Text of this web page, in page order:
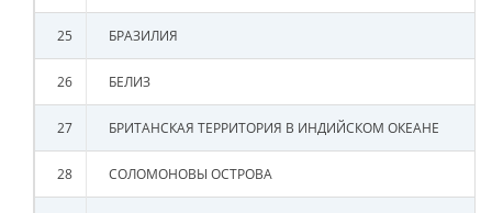
25 БРАЗИЛИЯ
26 БЕЛИЗ
27 БРИТАНСКАЯ ТЕРРИТОРИЯ В ИНДИЙСКОМ ОКЕАНЕ
28 СОЛОМОНОВЫ ОСТРОВА